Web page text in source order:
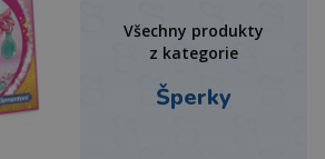
Všechny produkty
z kategorie
Šperky